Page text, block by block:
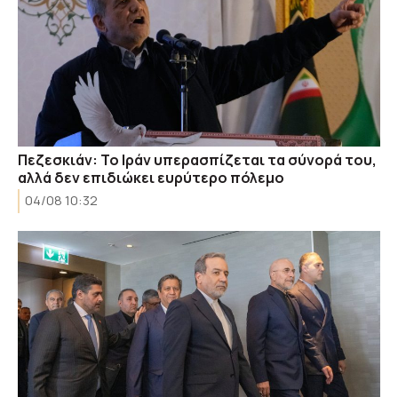
Πεζεσκιάν: Το Ιράν υπερασπίζεται τα σύνορά του,
αλλά δεν επιδιώκει ευρύτερο πόλεμο
04/08 10:32